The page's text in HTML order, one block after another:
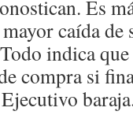
Es
caída
indica
compra si